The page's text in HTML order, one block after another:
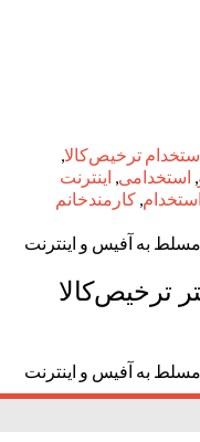
ترخیص‌کالا,
, استخدامی, اینترنت
, کارمندخانم
به آفیس و اینترنت
ترخیص‌کالا
به آفیس و اینترنت